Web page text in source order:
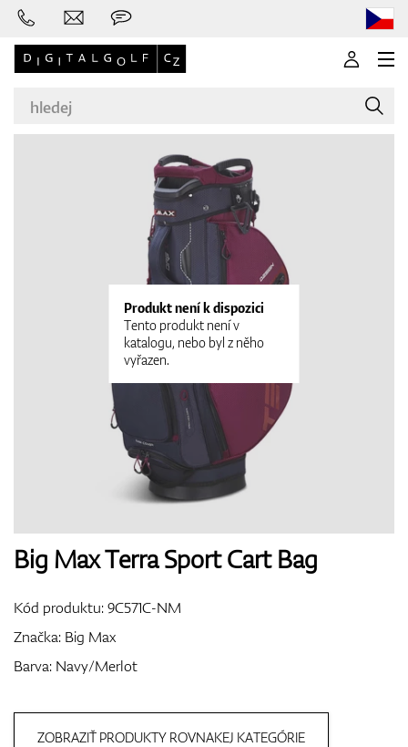
Značky
Golfové hole
Boty
Bagy
Produkt není k dispozici
Tento produkt není v
katalogu, nebo byl z něho
vyřazen.
Big Max Terra Sport Cart Bag
Kód produktu:9C571C-NM
Značka: Big Max
Barva: Navy/Merlot
ZOBRAZIŤ PRODUKTY ROVNAKEJ KATEGÓRIE